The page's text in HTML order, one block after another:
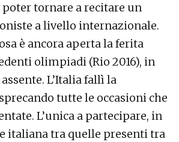
tornare a recitare un
a livello internazionale.
è ancora aperta la ferita
olimpiadi (Rio 2016), in
L’Italia fallì la
tutte le occasioni che
L’unica a partecipare, in
italiana tra quelle presenti tra